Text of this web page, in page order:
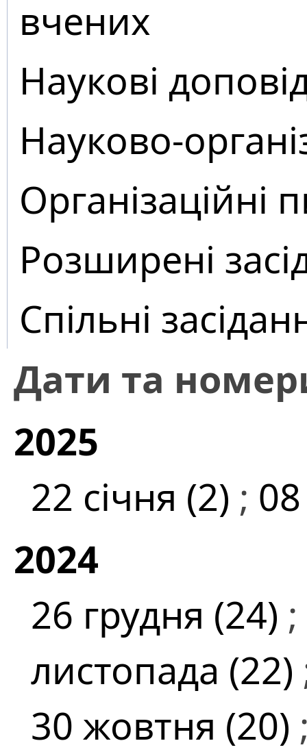
вчених
Наукові
Науково-
Організаційні
Розширені
Спільні
Дати та
2025
22 січня (2) ;
2024
26 грудня (24) ;
листопада (22)
30 жовтня (20)